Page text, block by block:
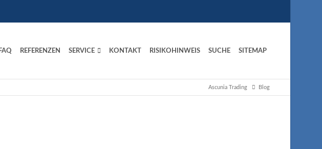
FAQ REFERENZEN SERVICE KONTAKT RISIKOHINWEIS SUCHE SITEMAP
Ascunia Trading Blog